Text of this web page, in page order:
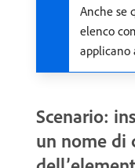
Anche se
elenco
applicano
Scenario:
un nome di